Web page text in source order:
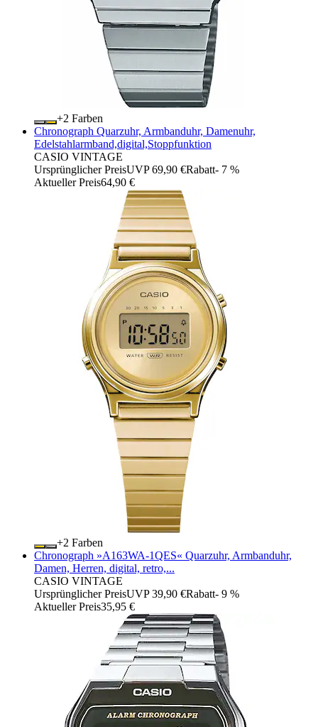
+
Farben
Chronograph Quarzuhr, Armbanduhr, Damenuhr,
Edelstahlarmband,digital,Stoppfunktion
CASIO VINTAGE
Ursprünglicher PreisUVP 69,90 €Rabatt- 7 %
Aktueller Preis64,90 €
+
Farben
Chronograph »A163WA-1QES« Quarzuhr, Armbanduhr,
Damen, Herren, digital, retro,...
CASIO VINTAGE
Ursprünglicher PreisUVP 39,90 €Rabatt- 9 %
Aktueller Preis35,95 €